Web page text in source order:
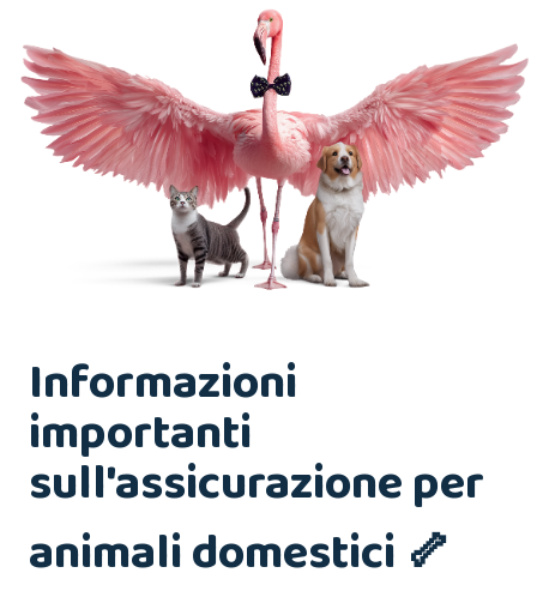
Informazioni
importanti
sull'assicurazione per
animali domestici 🦴